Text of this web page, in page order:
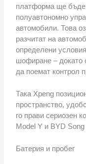
платформа ще бъде
полуавтономно
автомобили. Това
разчитат на
определени
шофиране – докато
да поемат контрол
Така Xpeng
пространство,
го прави сериозен
Model Y и BYD Song
Батерия и пробег